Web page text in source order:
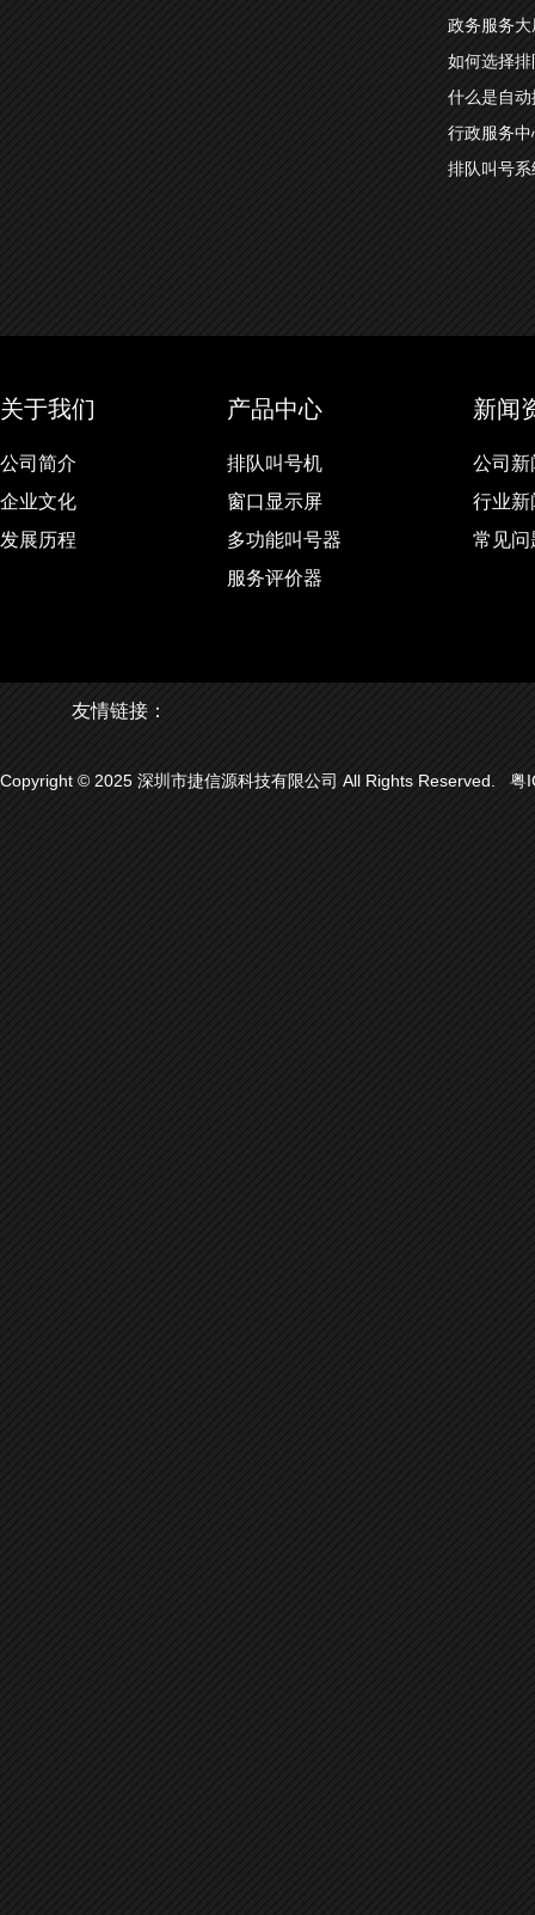
政务服务
如何选择
什么是自
行政服务
排队叫号
关于我们
公司简介
企业文化
发展历程
产品中心
排队叫号机
窗口显示屏
多功能叫号器
服务评价器
新闻
公司新
行业新
常见问
友情链接：
Copyright © 2025 深圳市捷信源科技有限公司 All Rights Reserved. 粤